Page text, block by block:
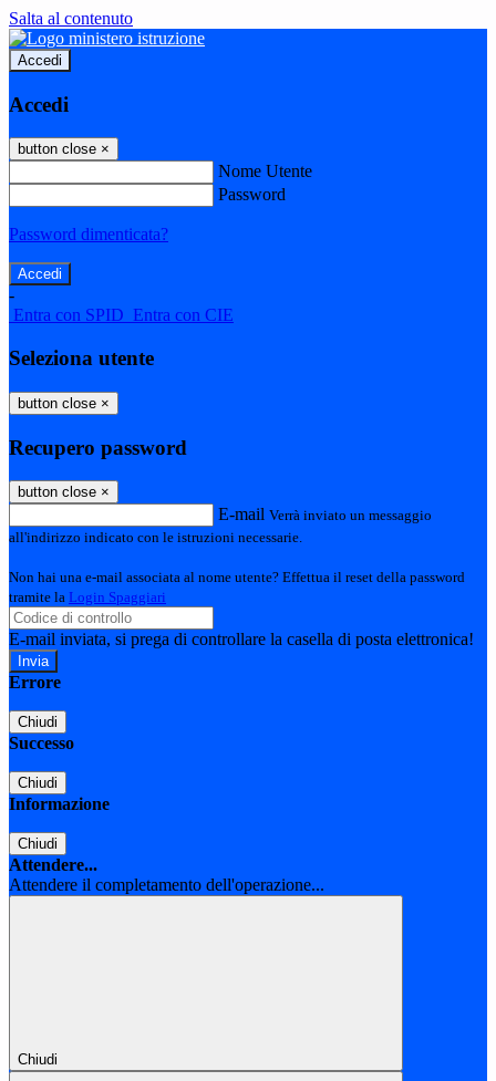
Salta al contenuto
Accedi
Accedi
button close ×
Nome Utente
Password
Password dimenticata?
-
Entra con SPID Entra con CIE
Seleziona utente
button close ×
Recupero password
button close ×
E-mail Verrà inviato un messaggio
all'indirizzo indicato con le istruzioni necessarie.
Non hai una e-mail associata al nome utente? Effettua il reset della password
tramite la Login Spaggiari
E-mail inviata, si prega di controllare la casella di posta elettronica!
Errore
Chiudi
Successo
Chiudi
Informazione
Chiudi
Attendere...
Attendere il completamento dell'operazione...
Chiudi